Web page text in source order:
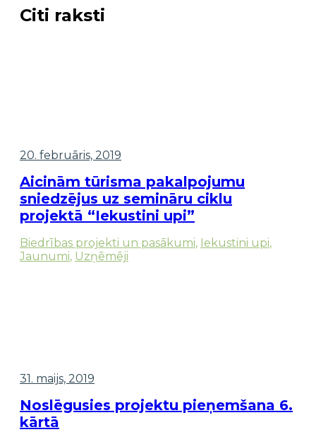
Citi raksti
20. februāris, 2019
Aicinām tūrisma pakalpojumu
sniedzējus uz semināru ciklu
projektā “Iekustini upi”
Biedrības projekti un pasākumi, Iekustini upi,
Jaunumi, Uzņēmēji
31. maijs, 2019
Noslēgusies projektu pieņemšana 6.
kārtā